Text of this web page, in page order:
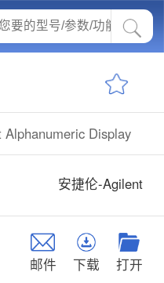
Display
安捷伦-Agilent
邮件 下载 打开